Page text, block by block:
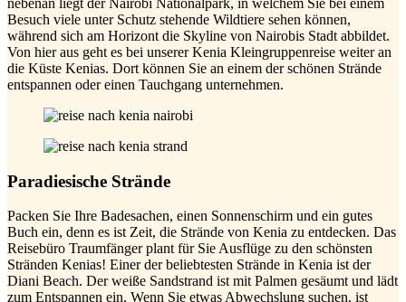
nebenan liegt der Nairobi Nationalpark, in welchem Sie bei einem
Besuch viele unter Schutz stehende Wildtiere sehen können,
während sich am Horizont die Skyline von Nairobis Stadt abbildet.
Von hier aus geht es bei unserer Kenia Kleingruppenreise weiter an
die Küste Kenias. Dort können Sie an einem der schönen Strände
entspannen oder einen Tauchgang unternehmen.
Paradiesische Strände
Packen Sie Ihre Badesachen, einen Sonnenschirm und ein gutes
Buch ein, denn es ist Zeit, die Strände von Kenia zu entdecken. Das
Reisebüro Traumfänger plant für Sie Ausflüge zu den schönsten
Stränden Kenias! Einer der beliebtesten Strände in Kenia ist der
Diani Beach. Der weiße Sandstrand ist mit Palmen gesäumt und lädt
zum Entspannen ein. Wenn Sie etwas Abwechslung suchen, ist